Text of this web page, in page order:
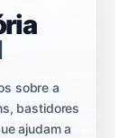
sobre a
bastidores
ajudam a